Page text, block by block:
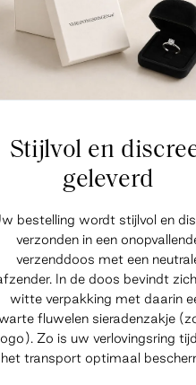
Stijlvol en
geleverd
bestelling wordt stijlvol en
verzonden in een
verzenddoos met een
In de doos bevindt
witte verpakking met daarin
fluwelen sieradenzakje
Zo is uw verlovingsring
het transport optimaal